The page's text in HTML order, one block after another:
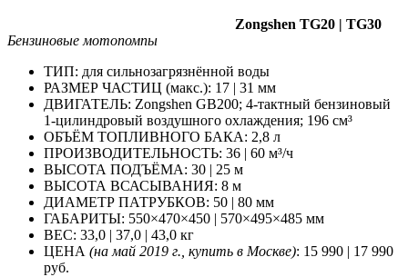
Zongshen TG20 | TG30
Бензиновые мотопомпы
ТИП: для сильнозагрязнённой воды
РАЗМЕР ЧАСТИЦ (макс.): 17 | 31 мм
ДВИГАТЕЛЬ: Zongshen GB200; 4-тактный бензиновый
1-цилиндровый воздушного охлаждения; 196 см³
ОБЪЁМ ТОПЛИВНОГО БАКА: 2,8 л
ПРОИЗВОДИТЕЛЬНОСТЬ: 36 | 60 м³/ч
ВЫСОТА ПОДЪЁМА: 30 | 25 м
ВЫСОТА ВСАСЫВАНИЯ: 8 м
ДИАМЕТР ПАТРУБКОВ: 50 | 80 мм
ГАБАРИТЫ: 550×470×450 | 570×495×485 мм
ВЕС: 33,0 | 37,0 | 43,0 кг
ЦЕНА (на май 2019 г., купить в Москве): 15 990 | 17 990
руб.